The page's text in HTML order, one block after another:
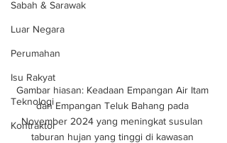
Sabah & Sarawak
Luar Negara
Perumahan
Isu Rakyat
Teknologi
Kontraktor
Gambar hiasan: Keadaan Empangan Air Itam
dan Empangan Teluk Bahang pada
November 2024 yang meningkat susulan
taburan hujan yang tinggi di kawasan